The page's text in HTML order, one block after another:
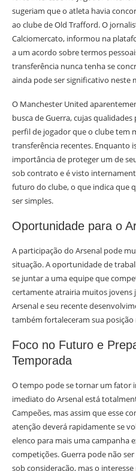
sugeriam que o atleta havia
ao clube de Old Trafford. O
Calciomercato, informou na
a um acordo sobre termos
transferência nunca tenha se
ainda pode ser significativo neste
O Manchester United
busca de Guerra, cujas
perfil de jogador que o clube tem
transferência recentes. Enquanto
importância de proteger um de
sob contrato e é visto
futuro do clube, o que indica que
ser simples.
Oportunidade para o
A participação do Arsenal pode
situação. A oportunidade de
se juntar a uma equipe que
certamente atrairia muitos jovens
Arsenal e seu recente
também fortaleceram sua
Foco no Futuro e
Temporada
O tempo pode se tornar um fator
imediato do Arsenal está
Campeões, mas assim que esse
atenção deverá rapidamente se
elenco para mais uma campanha
competições. Guerra pode não
sob consideração, mas o